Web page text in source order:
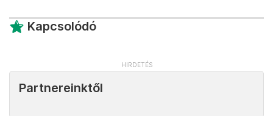
Kapcsolódó
Partnereinktől